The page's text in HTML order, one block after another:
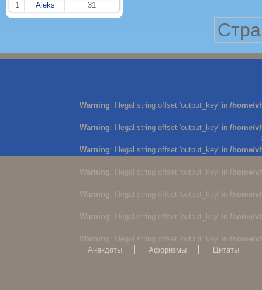
1
Aleks 31
Warning: Illegal string offset 'output_key' in /home/
Warning: Illegal string offset 'output_key' in /home/
Warning: Illegal string offset 'output_key' in /home/
Warning : Illegal string offset 'output_key' in /home/
Warning : Illegal string offset 'output_key' in /home/
Warning : Illegal string offset 'output_key' in /home/
Warning : Illegal string offset 'output_key' in /home/
Анекдоты
Афоризмы Цитаты